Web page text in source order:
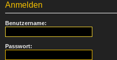
Anmelden
Benutzername:
Passwort: